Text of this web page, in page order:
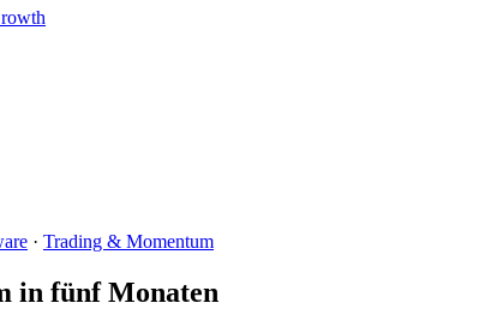
· Trading & Momentum
in fünf Monaten